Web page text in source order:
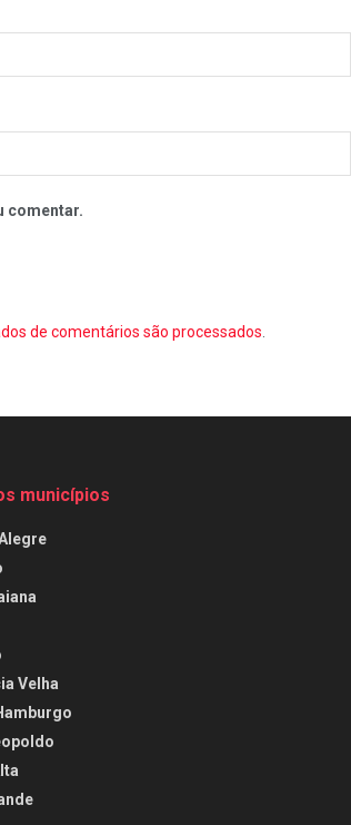
comentar.
de comentários são processados.
municípios
Velha